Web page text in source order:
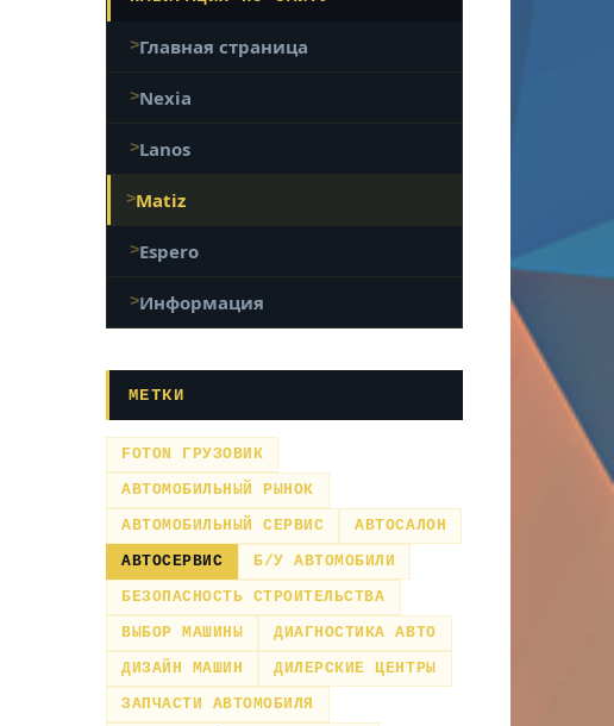
Главная страница
Nexia
Lanos
Matiz
Espero
Информация
МЕТКИ
FOTON ГРУЗОВИК
АВТОМОБИЛЬНЫЙ РЫНОК
АВТОМОБИЛЬНЫЙ СЕРВИС
АВТОСАЛОН
АВТОСЕРВИС
Б/У АВТОМОБИЛИ
БЕЗОПАСНОСТЬ СТРОИТЕЛЬСТВА
ВЫБОР МАШИНЫ
ДИАГНОСТИКА АВТО
ДИЗАЙН МАШИН
ДИЛЕРСКИЕ ЦЕНТРЫ
ЗАПЧАСТИ АВТОМОБИЛЯ